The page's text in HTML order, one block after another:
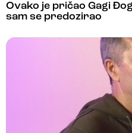
Ovako je pričao Gagi
sam se predozirao